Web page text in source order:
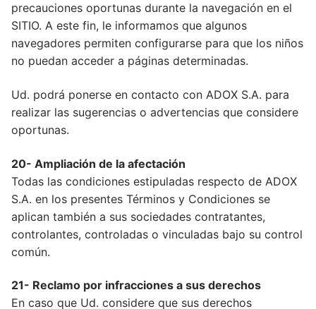
precauciones oportunas durante la navegación en el
SITIO. A este fin, le informamos que algunos
navegadores permiten configurarse para que los niños
no puedan acceder a páginas determinadas.
Ud. podrá ponerse en contacto con ADOX S.A. para
realizar las sugerencias o advertencias que considere
oportunas.
20- Ampliación de la afectación
Todas las condiciones estipuladas respecto de ADOX
S.A. en los presentes Términos y Condiciones se
aplican también a sus sociedades contratantes,
controlantes, controladas o vinculadas bajo su control
común.
21- Reclamo por infracciones a sus derechos
En caso que Ud. considere que sus derechos